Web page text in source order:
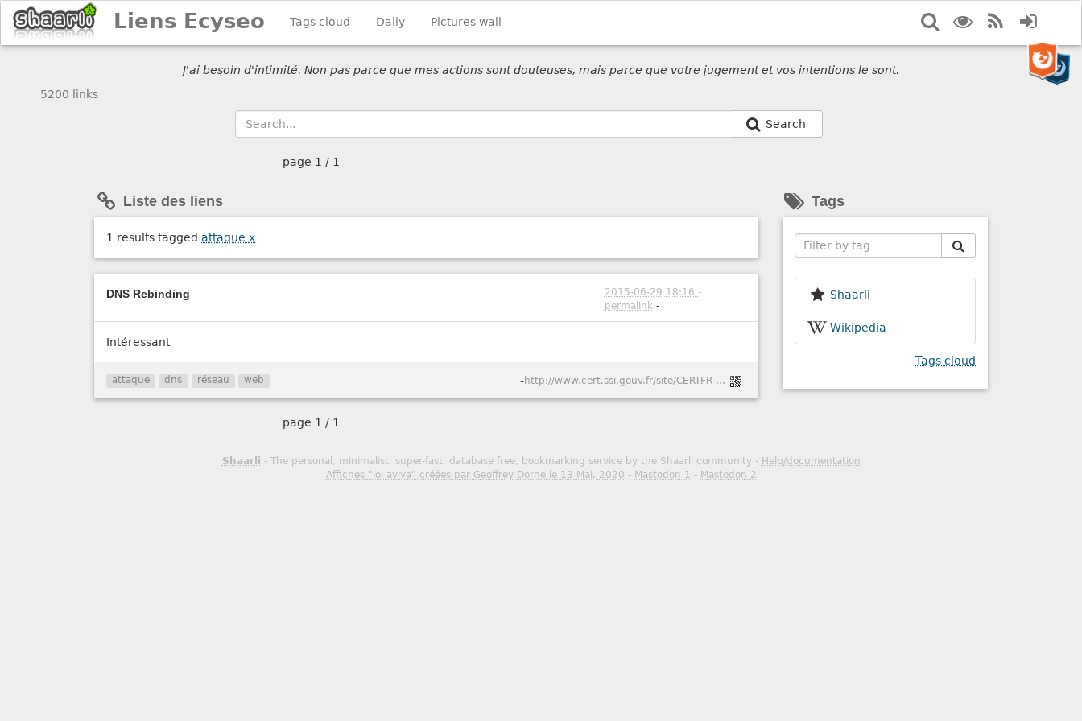
Liens Ecyseo Tags cloud Daily Pictures wall SearchDisplay
RSS
J'ai besoin d'intimité. Non pas parce que mes actions sont douteuses, mais parce que votre jugement et vos intentions le sont.
5200 links
Search
page 1 / 1
Liste des liens
1 results tagged attaque x
DNS Rebinding
2015-06-29 18:16 -
permalink-
Intéressant
attaque dns réseau web - http://www.cert.ssi.gouv.fr/site/CERTFR-2015-INF-001/CERTFR-2015-INF-001.html
page 1 / 1
Tags
Shaarli
Wikipedia
Tags cloud
Shaarli - The personal, minimalist, super-fast, database free, bookmarking service by the Shaarli community - Help/documentation
Affiches "loi aviva" créées par Geoffrey Dorne le 13 Mai, 2020 - Mastodon 1 - Mastodon 2